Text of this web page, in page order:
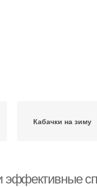
Кабачки на зиму
эффективные